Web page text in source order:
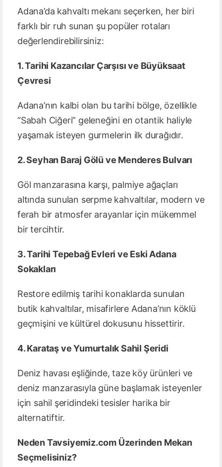
Adana’da kahvaltı mekanı seçerken, her biri
farklı bir ruh sunan şu popüler rotaları
değerlendirebilirsiniz:
1. Tarihi Kazancılar Çarşısı ve Büyüksaat
Çevresi
Adana’nın kalbi olan bu tarihi bölge, özellikle
“Sabah Ciğeri” geleneğini en otantik haliyle
yaşamak isteyen gurmelerin ilk durağıdır.
2. Seyhan Baraj Gölü ve Menderes Bulvarı
Göl manzarasına karşı, palmiye ağaçları
altında sunulan serpme kahvaltılar, modern ve
ferah bir atmosfer arayanlar için mükemmel
bir tercihtir.
3. Tarihi Tepebağ Evleri ve Eski Adana
Sokakları
Restore edilmiş tarihi konaklarda sunulan
butik kahvaltılar, misafirlere Adana’nın köklü
geçmişini ve kültürel dokusunu hissettirir.
4. Karataş ve Yumurtalık Sahil Şeridi
Deniz havası eşliğinde, taze köy ürünleri ve
deniz manzarasıyla güne başlamak isteyenler
için sahil şeridindeki tesisler harika bir
alternatiftir.
Neden Tavsiyemiz.com Üzerinden Mekan
Seçmelisiniz?